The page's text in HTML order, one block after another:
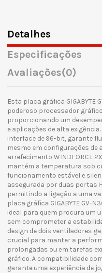
Detalhes
Especificações
Avaliações(0)
Esta placa gráfica GIGABYTE
poderoso processador gráfico
proporcionando um
e aplicações de alta exigência.
interface de 96-bit, garante
mesmo em configurações de
arrefecimento WINDFORCE
mantém a temperatura sob
funcionamento estável e
assegurada por duas portas
permitindo a ligação a uma
placa gráfica GIGABYTE GV-
ideal para quem procura um
sem comprometer a
design de dois ventiladores
crucial para manter a
prolongadas ou em tarefas
gráfico. A compatibilidade
garante uma experiência de